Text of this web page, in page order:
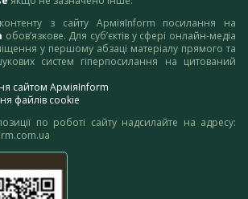
з сайту АрміяInform посилання на
обов’язкове. Для суб’єктів у сфері онлайн-медіа
у першому абзаці матеріалу прямого та
систем гіперпосилання на цитований
сайтом АрміяInform
файлів cookie
по роботі сайту надсилайте на адресу: